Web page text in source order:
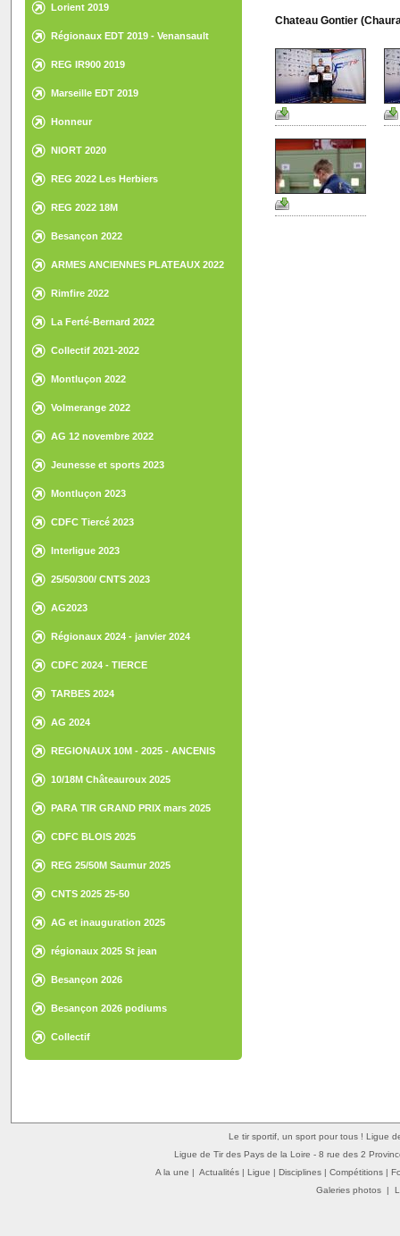
Lorient 2019
Régionaux EDT 2019 - Venansault
REG IR900 2019
Marseille EDT 2019
Honneur
NIORT 2020
REG 2022 Les Herbiers
REG 2022 18M
Besançon 2022
ARMES ANCIENNES PLATEAUX 2022
Rimfire 2022
La Ferté-Bernard 2022
Collectif 2021-2022
Montluçon 2022
Volmerange 2022
AG 12 novembre 2022
Jeunesse et sports 2023
Montluçon 2023
CDFC Tiercé 2023
Interligue 2023
25/50/300/ CNTS 2023
AG2023
Régionaux 2024 - janvier 2024
CDFC 2024 - TIERCE
TARBES 2024
AG 2024
REGIONAUX 10M - 2025 - ANCENIS
10/18M Châteauroux 2025
PARA TIR GRAND PRIX mars 2025
CDFC BLOIS 2025
REG 25/50M Saumur 2025
CNTS 2025 25-50
AG et inauguration 2025
régionaux 2025 St jean
Besançon 2026
Besançon 2026 podiums
Collectif
Chateau Gontier
Le tir sportif, un sport pour tous ! Ligue
Ligue de Tir des Pays de la Loire - 8 rue des 2
A la une | Actualités | Ligue | Disciplines | Compétitions |
Galeries photos|